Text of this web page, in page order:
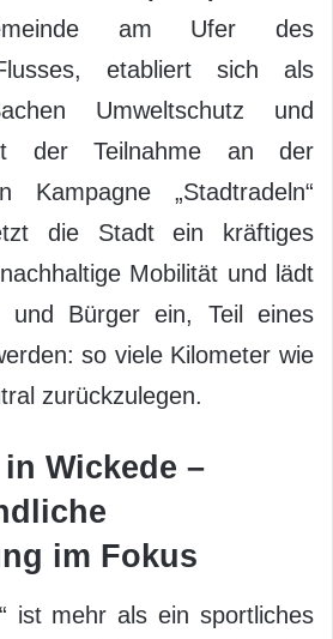
am Ufer des
etabliert sich als
Umweltschutz und
der Teilnahme an der
Kampagne „Stadtradeln“
die Stadt ein kräftiges
Mobilität und lädt
und Bürger ein, Teil eines
so viele Kilometer wie
zurückzulegen.
Wickede –
im Fokus
ist mehr als ein sportliches